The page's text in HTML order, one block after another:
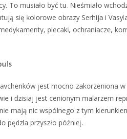
To musiało być tu. Nieśmiało
się kolorowe obrazy Serhija i
plecaki, ochraniacze,
jest mocno zakorzeniona
i dzisiaj jest cenionym malarzem
mają nic wspólnego z tym
pędzla przyszło później.